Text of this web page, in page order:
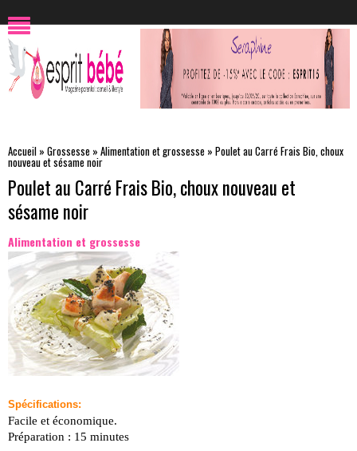
Accueil » Grossesse » Alimentation et grossesse » Poulet au Carré Frais Bio, choux
nouveau et sésame noir
Poulet au Carré Frais Bio, choux nouveau et
sésame noir
Alimentation et grossesse
Spécifications:
Facile et économique.
Préparation : 15 minutes